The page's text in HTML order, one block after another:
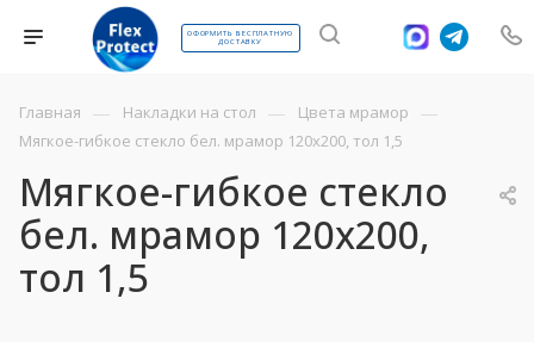
ОФОРМИТЬ БЕСПЛАТНУЮ
ДОСТАВКУ
Главная — Накладки на стол — Цвета мрамор —
Мягкое-гибкое стекло бел. мрамор 120х200, тол 1,5
Мягкое-гибкое стекло
бел. мрамор 120х200,
тол 1,5